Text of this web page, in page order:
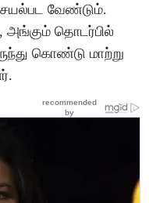
வேண்டும்.
அங்கும் தொடர்பில்
கொண்டு மாற்று